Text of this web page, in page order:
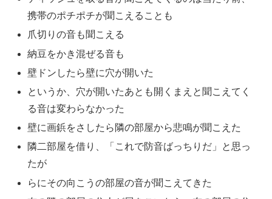
携帯のポチポチが聞こえることも
爪切りの音も聞こえる
納豆をかき混ぜる音も
壁ドンしたら壁に穴が開いた
というか、穴が開いたあとも開くまえと聞こえてく
る音は変わらなかった
壁に画鋲をさしたら隣の部屋から悲鳴が聞こえた
隣二部屋を借り、「これで防音ばっちりだ」と思っ
たが
らにその向こうの部屋の音が聞こえてきた